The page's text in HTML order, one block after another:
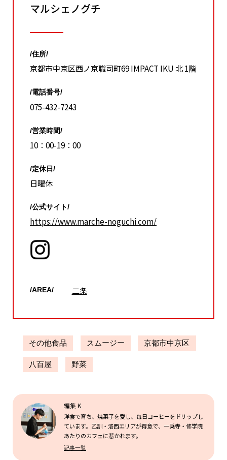
マルシェノグチ
/住所/
京都市中京区西ノ京職司町69 IMPACT IKU 北 1階
/電話番号/
075-432-7243
/営業時間/
10：00-19：00
/定休日/
日曜休
/公式サイト/
https://www.marche-noguchi.com/
/AREA/ 二条
その他食品 スムージー 京都市中京区
八百屋 野菜
編集 K
洋食で育ち、焼菓子を愛し、毎日コーヒーをドリップし
ています。乙訓・洛西エリアが得意で、一乗寺・修学院
あたりのカフェに惹かれます。
記事一覧